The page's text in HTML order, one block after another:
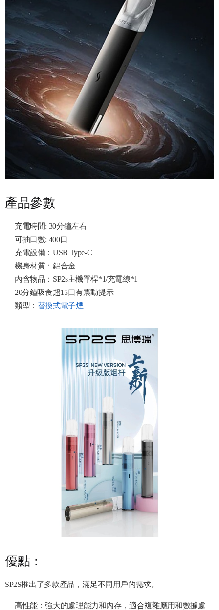
產品參數
充電時間: 30分鐘左右
可抽口數: 400口
充電設備：USB Type-C
機身材質：鋁合金
內含物品：SP2s主機單桿*1/充電線*1
20分鐘吸食超15口有震動提示
類型： 替換式電子煙
優點：
SP2S推出了多款產品，滿足不同用戶的需求。
高性能：強大的處理能力和內存，適合複雜應用和數據處